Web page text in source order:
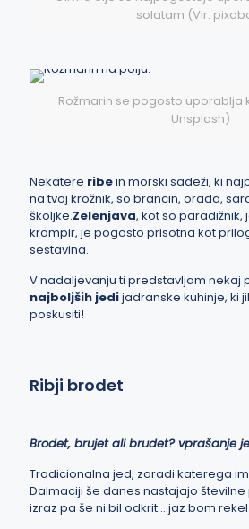
solatam (Vir:
Rožmarin se pogosto uporablja
Unsplash)
Nekatere ribein morski sadeži, ki
na tvoj krožnik, so brancin, orada,
školjke.Zelenjava, kot so
krompir, je pogosto prisotna kot
sestavina.
V nadaljevanju ti predstavljam nekaj
najboljših jedijadranske kuhinje, ki
poskusiti!
Ribji brodet
Brodet, brujet ali brudet? vprašanje
Tradicionalna jed, zaradi katerega
Dalmaciji še danes nastajajo
izraz pa še ni bil odkrit… jaz bom